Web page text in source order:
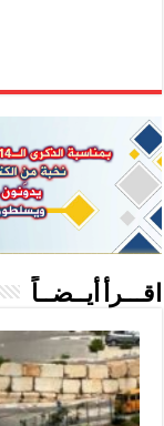
اقـــرأ أيــضــاً